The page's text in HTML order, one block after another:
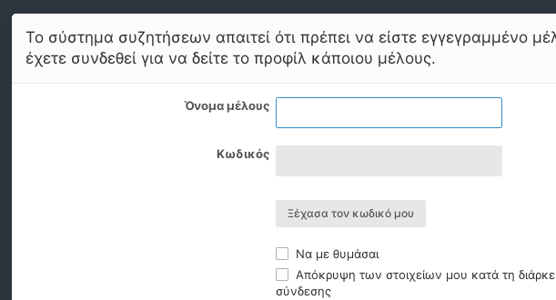
Το σύστημα συζητήσεων απαιτεί ότι πρέπει να είστε εγγεγραμμένο
έχετε συνδεθεί για να δείτε το προφίλ κάποιου μέλους.
Όνομα μέλους
Κωδικός
Ξέχασα τον κωδικό μου
Να με θυμάσαι
Απόκρυψη των στοιχείων μου κατά τη
σύνδεσης